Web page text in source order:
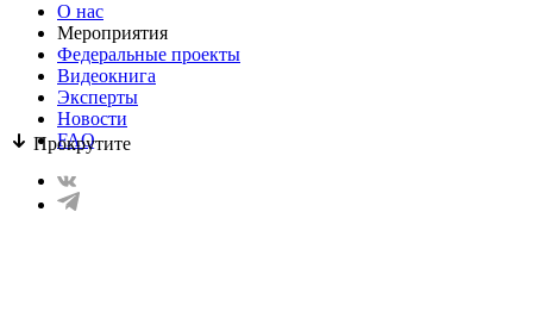
Прокрутите
О нас
Mероприятия
Федеральные проекты
Видеокнига
Эксперты
Новости
FAQ